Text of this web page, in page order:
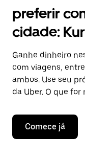
preferir
cidade:
Ganhe dinheiro
com viagens,
ambos. Use seu
da Uber. O que for
Comece já